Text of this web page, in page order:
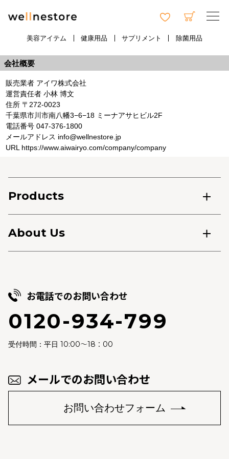
美容アイテム 健康用品 サプリメント 除菌用品
会社概要
販売業者 アイワ株式会社
運営責任者 小林 博文
住所 〒272-0023
千葉県市川市南八幡3−6−18 ミーナアサヒビル2F
電話番号 047-376-1800
メールアドレス info@wellnestore.jp
URL https://www.aiwairyo.com/company/company
Products
About Us
お電話でのお問い合わせ
0120-934-799
受付時間：平日 10:00～18：00
メールでのお問い合わせ
お問い合わせフォーム